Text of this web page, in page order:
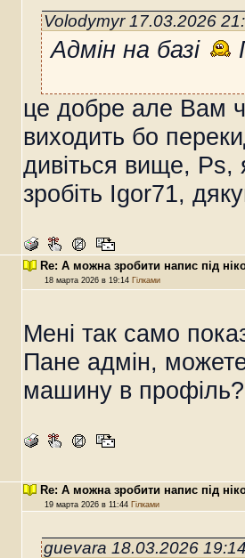
Volodymyr 17.03.2026
Адмін на базі
це добре але Вам
виходить бо
дивіться вище,
зробіть Igor71,
Re: А можна зробити напис під
18 марта 2026 в 19:14 Гілками
Мені так само
Пане адмін,
машину в профіль?
Re: А можна зробити напис під
19 марта 2026 в 11:44 Гілками
guevara 18.03.2026